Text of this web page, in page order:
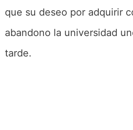
que su deseo por adquirir
abandono la universidad
tarde.